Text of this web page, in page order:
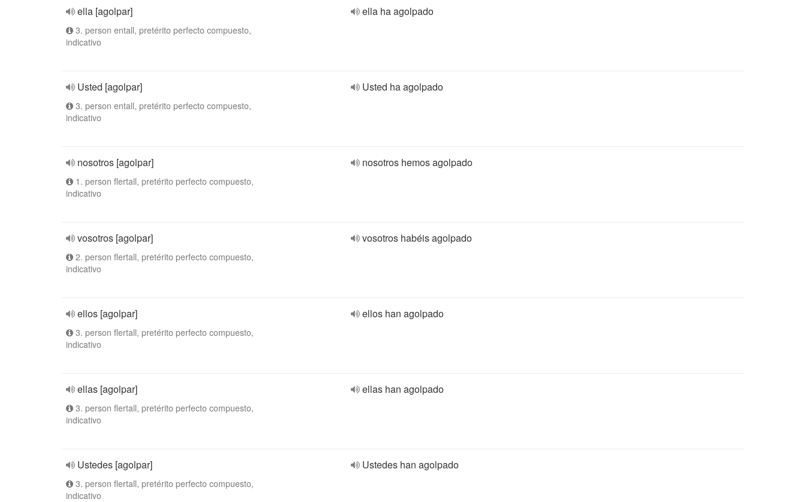
ella [agolpar]
3. person entall, pretérito perfecto compuesto,
indicativo
ella ha agolpado
Usted [agolpar]
3. person entall, pretérito perfecto compuesto,
indicativo
Usted ha agolpado
nosotros [agolpar]
1. person flertall, pretérito perfecto compuesto,
indicativo
nosotros hemos agolpado
vosotros [agolpar]
2. person flertall, pretérito perfecto compuesto,
indicativo
vosotros habéis agolpado
ellos [agolpar]
3. person flertall, pretérito perfecto compuesto,
indicativo
ellos han agolpado
ellas [agolpar]
3. person flertall, pretérito perfecto compuesto,
indicativo
ellas han agolpado
Ustedes [agolpar]
3. person flertall, pretérito perfecto compuesto,
indicativo
Ustedes han agolpado